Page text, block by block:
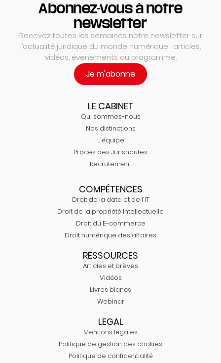
Abonnez-vous à notre
newsletter
Recevez toutes les semaines notre newsletter sur
l’actualité juridique du monde numérique : articles,
vidéos, évenements au programme.
Je m'abonne
LE CABINET
Qui sommes-nous
Nos distinctions
L'équipe
Procès des Jurisnautes
Recrutement
COMPÉTENCES
Droit de la data et de l'IT
Droit de la propriété Intellectuelle
Droit du E-commerce
Droit numérique des affaires
RESSOURCES
Articles et brèves
Vidéos
Livres blancs
Webinar
LEGAL
Mentions légales
Politique de gestion des cookies
Politique de confidentialité